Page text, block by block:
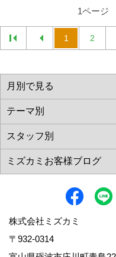
1ページ
1 2
株式会社ミズカミ
〒932-0314